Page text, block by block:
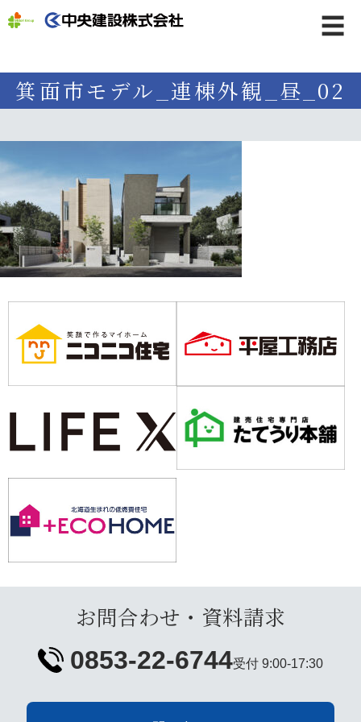
☰
箕面市モデル_連棟外観_昼_02
お問合わせ・資料請求
0853-22-6744受付 9:00-17:30